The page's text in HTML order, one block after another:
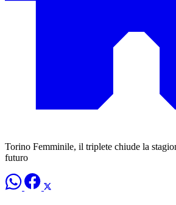
Torino Femminile, il triplete chiude la
futuro